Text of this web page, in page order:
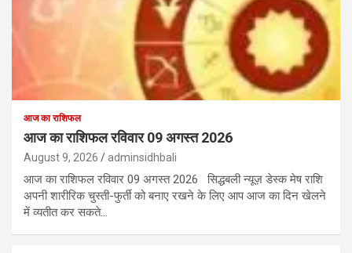
आज का राशिफल
आज का राशिफल रविवार 09 अगस्त 2026
August 9, 2026 adminsidhbali
आज का राशिफल रविवार 09 अगस्त 2026 सिद्धबली न्यूज़ डेस्क मेष राशि
अपनी शारीरिक चुस्ती-फुर्ती को बनाए रखने के लिए आप आज का दिन खेलने
में व्यतीत कर सकते…